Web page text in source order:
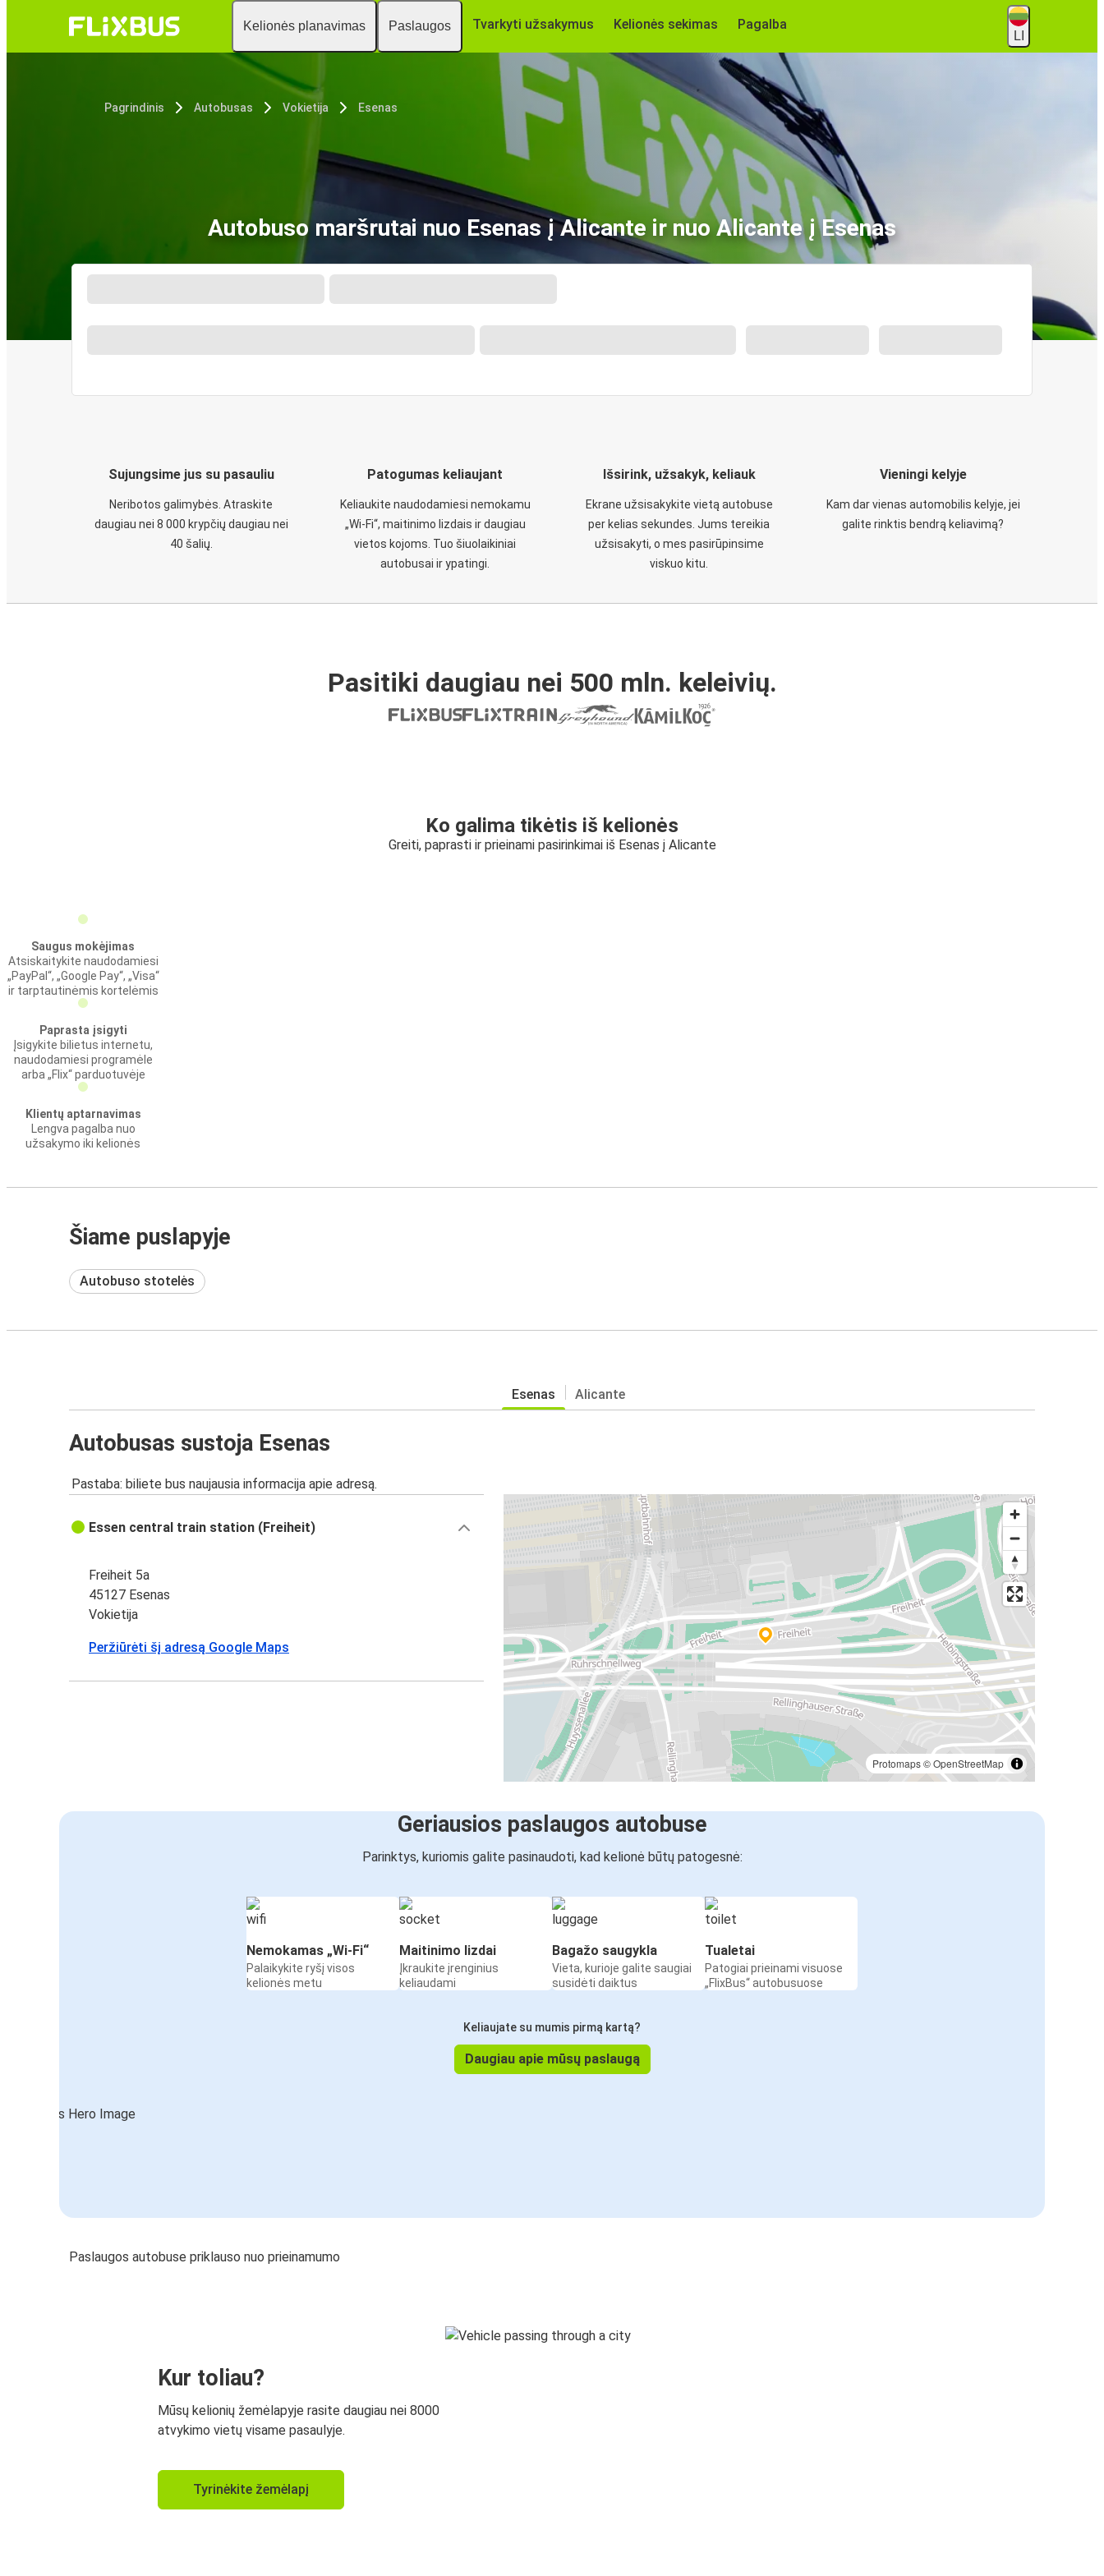
Kelionės planavimas Paslaugos Tvarkyti užsakymus Kelionės sekimas Pagalba
LI
Pagrindinis Autobusas Vokietija Esenas
Autobuso maršrutai nuo Esenas į Alicante ir nuo Alicante į Esenas
Sujungsime jus su pasauliu
Neribotos galimybės. Atraskite
daugiau nei 8 000 krypčių daugiau nei
40 šalių.
Patogumas keliaujant
Keliaukite naudodamiesi nemokamu
„Wi-Fi“, maitinimo lizdais ir daugiau
vietos kojoms. Tuo šiuolaikiniai
autobusai ir ypatingi.
Išsirink, užsakyk, keliauk
Ekrane užsisakykite vietą autobuse
per kelias sekundes. Jums tereikia
užsisakyti, o mes pasirūpinsime
viskuo kitu.
Vieningi kelyje
Kam dar vienas automobilis kelyje, jei
galite rinktis bendrą keliavimą?
Pasitiki daugiau nei 500 mln. keleivių.
Ko galima tikėtis iš kelionės
Greiti, paprasti ir prieinami pasirinkimai iš Esenas į Alicante
Saugus mokėjimas
Atsiskaitykite naudodamiesi
„PayPal“, „Google Pay“, „Visa“
ir tarptautinėmis kortelėmis
Paprasta įsigyti
Įsigykite bilietus internetu,
naudodamiesi programėle
arba „Flix“ parduotuvėje
Klientų aptarnavimas
Lengva pagalba nuo
užsakymo iki kelionės
Šiame puslapyje
Autobuso stotelės
Esenas Alicante
Autobusas sustoja Esenas
Pastaba: biliete bus naujausia informacija apie adresą.
Protomaps©OpenStreetMap
Essen central train station (Freiheit)
Freiheit 5a
45127 Esenas
Vokietija
Peržiūrėti šį adresą Google Maps
Geriausios paslaugos autobuse
Parinktys, kuriomis galite pasinaudoti, kad kelionė būtų patogesnė:
Nemokamas „Wi-Fi“
Palaikykite ryšį visos
kelionės metu
Maitinimo lizdai
Įkraukite įrenginius
keliaudami
Bagažo saugykla
Vieta, kurioje galite saugiai
susidėti daiktus
Tualetai
Patogiai prieinami visuose
„FlixBus“ autobusuose
Keliaujate su mumis pirmą kartą?
Daugiau apie mūsų paslaugą
Paslaugos autobuse priklauso nuo prieinamumo
Kur toliau?
Mūsų kelionių žemėlapyje rasite daugiau nei 8000
atvykimo vietų visame pasaulyje.
Tyrinėkite žemėlapį